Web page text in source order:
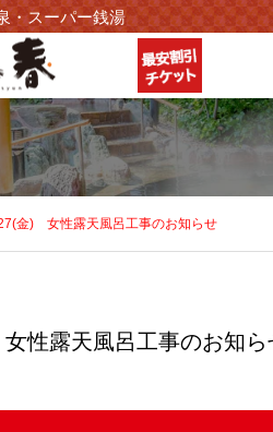
・スーパー銭湯
金) 女性露天風呂工事のお知らせ
性露天風呂工事のお知ら